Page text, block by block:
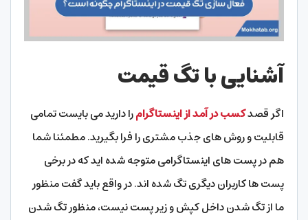
آشنایی با تگ قیمت
اگر قصدکسب در آمد از اینستاگرامرا دارید می بایست تمامی
قابلیت و روش های جذب مشتری را فرا بگیرید. مطمئنا شما
هم در پست های اینستاگرامی متوجه شده اید که در برخی
پست ها کاربران دیگری تگ شده اند. در واقع باید گفت منظور
ما از تگ شدن داخل کپش و زیر پست نیست، منظور تگ شدن